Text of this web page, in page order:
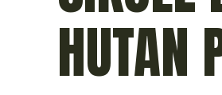
HUTAN